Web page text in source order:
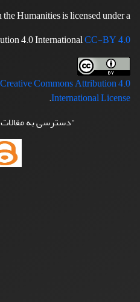
Humanities is licensed under a
4.0 InternationalCC-BY 4.0
Creative Commons Attribution 4.0
International License
.
"دسترسی به